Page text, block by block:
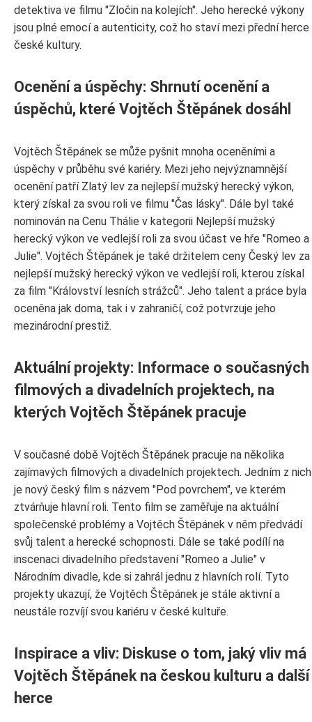
detektiva ve filmu "Zločin na kolejích". Jeho herecké výkony
jsou plné emocí a autenticity, což ho staví mezi přední herce
české kultury.
Ocenění a úspěchy: Shrnutí ocenění a
úspěchů, které Vojtěch Štěpánek dosáhl
Vojtěch Štěpánek se může pyšnit mnoha oceněními a
úspěchy v průběhu své kariéry. Mezi jeho nejvýznamnější
ocenění patří Zlatý lev za nejlepší mužský herecký výkon,
který získal za svou roli ve filmu "Čas lásky". Dále byl také
nominován na Cenu Thálie v kategorii Nejlepší mužský
herecký výkon ve vedlejší roli za svou účast ve hře "Romeo a
Julie". Vojtěch Štěpánek je také držitelem ceny Český lev za
nejlepší mužský herecký výkon ve vedlejší roli, kterou získal
za film "Království lesních strážců". Jeho talent a práce byla
oceněna jak doma, tak i v zahraničí, což potvrzuje jeho
mezinárodní prestiž.
Aktuální projekty: Informace o současných
filmových a divadelních projektech, na
kterých Vojtěch Štěpánek pracuje
V současné době Vojtěch Štěpánek pracuje na několika
zajímavých filmových a divadelních projektech. Jedním z nich
je nový český film s názvem "Pod povrchem", ve kterém
ztvárňuje hlavní roli. Tento film se zaměřuje na aktuální
společenské problémy a Vojtěch Štěpánek v něm předvádí
svůj talent a herecké schopnosti. Dále se také podílí na
inscenaci divadelního představení "Romeo a Julie" v
Národním divadle, kde si zahrál jednu z hlavních rolí. Tyto
projekty ukazují, že Vojtěch Štěpánek je stále aktivní a
neustále rozvíjí svou kariéru v české kultuře.
Inspirace a vliv: Diskuse o tom, jaký vliv má
Vojtěch Štěpánek na českou kulturu a další
herce